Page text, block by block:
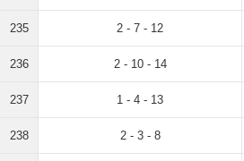
235 2 - 7 - 12
236 2 - 10 - 14
237 1 - 4 - 13
238 2 - 3 - 8